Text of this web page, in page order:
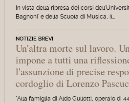
In vista della ripresa dei corsi
Bagnoni' e della Scuola di Musica, il…
NOTIZIE BREVI
Un'altra morte sul lavoro.
impone a tutti una
l'assunzione di precise
cordoglio di Lorenzo
"Alla famiglia di Aldo Gullotti, operaio di